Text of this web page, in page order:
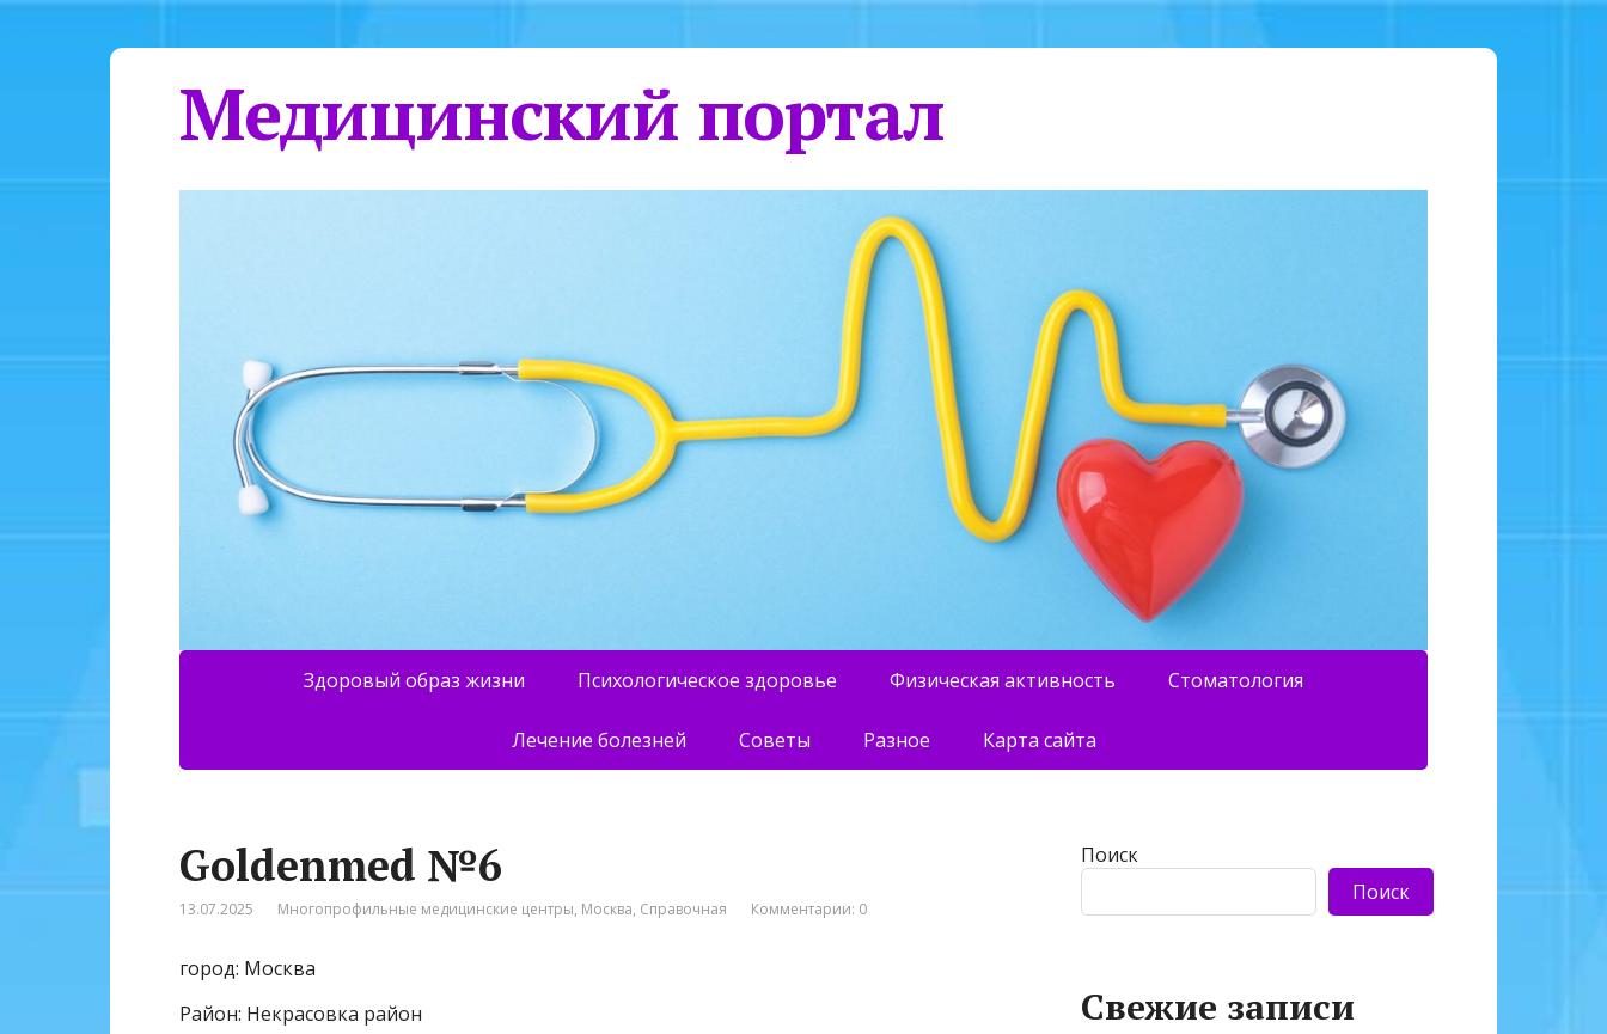
Медицинский портал
Здоровый образ жизни Психологическое здоровье Физическая активность Стоматология
Лечение болезней Советы Разное Карта сайта
Goldenmed №6
13.07.2025 Многопрофильные медицинские центры, Москва, Справочная Комментарии: 0
город: Москва
Район: Некрасовка район
Поиск
Поиск
Свежие записи